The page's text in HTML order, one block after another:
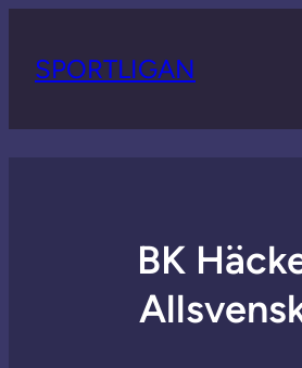
SPORTLIGAN
BK